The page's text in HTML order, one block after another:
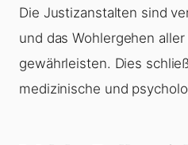
Die Justizanstalten sind
und das Wohlergehen
gewährleisten. Dies
medizinische und